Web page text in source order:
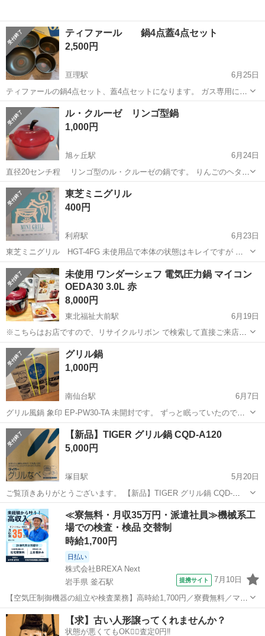
ティファール 鍋4点蓋4点セット
2,500円
亘理駅
6月25日
ティファールの鍋4点セット、蓋4点セットになります。 ガス専用にな
ります。 焦げつきもないので、美品です。 引っ越し先がIHなのでお譲
りします。 今週土曜日まで取引きできる方、よろしくお願いします。
宮城 亘理郡 亘理駅 キッチン家電
ル・クルーゼ リンゴ型鍋
1,000円
旭ヶ丘駅
6月24日
直径20センチ程 リンゴ型のル・クルーゼの鍋です。 りんごのヘタが
鍋の取っ手になっております。 洗い、拭き上げ、消毒行いました。 ま
だ数回使用したばかりですが、引っ越しの為に出品いたしました。
宮城 仙台市 旭ヶ丘駅
東芝ミニグリル
400円
利府駅
6月23日
東芝ミニグリル HGT-4FG 未使用品で本体の状態はキレイですが 箱
は何回か出し入れにより使用感はあります。 1～２人用で鍋や、餃
子、お好み焼き、グリルですので様々な物への応用が出きると思いま
す。 手渡し限定でお願いし...
宮城 宮城郡 利府駅 キッチン家電 グリル
未使用 ワンダーシェフ 電気圧力鍋 マイコン
OEDA30 3.0L 赤
8,000円
東北福祉大前駅
6月19日
※こちらはお店ですので、リサイクルリボン で検索して直接ご来店下
さい。連絡不要です。 5月までは 10:00〜18:00 営業 火曜水曜定休日 6
宮城 仙台市 東北福祉大前駅
ワンダーシェフ
グリル鍋
1,000円
南仙台駅
6月7日
グリル風鍋 象印 EP-PW30-TA 未開封です。 ずっと眠っていたのでお
譲りします。
宮城 仙台市 南仙台駅 キッチン家電
【新品】TIGER グリル鍋 CQD-A120
5,000円
塚目駅
5月20日
ご覧頂きありがとうございます。 【新品】TIGER グリル鍋 CQD-
A120 宜しくお願い致します。
宮城 大崎市 塚目駅 キッチン家電 TIGER
≪寮無料・月収35万円・派遣社員≫機械系工
場での検査・検品 交替制
時給1,700円
日払い
株式会社BREXA Next
岩手県 釜石駅
提携サイト 7月10日
【空気圧制御機器の組立や検査業務】高時給1,700円／寮費無料／マイ
カー通勤OK＆工場敷地内に無料駐車場あり 人気の工場のお仕事 ◇空
気圧制御機器（シリンダ、バルブ等）の製造・組立、検査、梱包、入
出荷業務◇ ＊大手メーカー...
岩手 釜石市 釜石駅 その他
【求】古い人形譲ってくれませんか？
状態が悪くてもOK🙆‍♀️査定0円‼️